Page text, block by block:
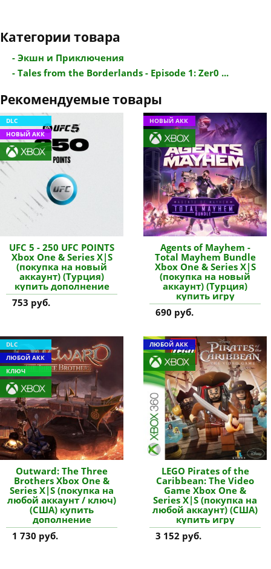
Категории товара
- Экшн и Приключения
- Tales from the Borderlands - Episode 1: Zer0 ...
Рекомендуемые товары
DLC
НОВЫЙ АКК
UFC 5 - 250 UFC POINTS
Xbox One & Series X|S
(покупка на новый
аккаунт) (Турция)
купить дополнение
753 руб.
НОВЫЙ АКК
Agents of Mayhem -
Total Mayhem Bundle
Xbox One & Series X|S
(покупка на новый
аккаунт) (Турция)
купить игру
690 руб.
DLC
ЛЮБОЙ АКК
КЛЮЧ
Outward: The Three
Brothers Xbox One &
Series X|S (покупка на
любой аккаунт / ключ)
(США) купить
дополнение
1 730 руб.
ЛЮБОЙ АКК
LEGO Pirates of the
Caribbean: The Video
Game Xbox One &
Series X|S (покупка на
любой аккаунт) (США)
купить игру
3 152 руб.